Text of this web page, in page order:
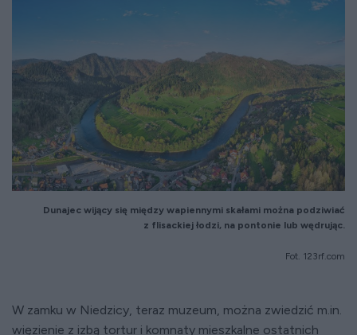
Dunajec wijący się między wapiennymi skałami można podziwiać
z flisackiej łodzi, na pontonie lub wędrując.
Fot. 123rf.com
W zamku w Niedzicy, teraz muzeum, można zwiedzić m.in.
więzienie z izbą tortur i komnaty mieszkalne ostatnich